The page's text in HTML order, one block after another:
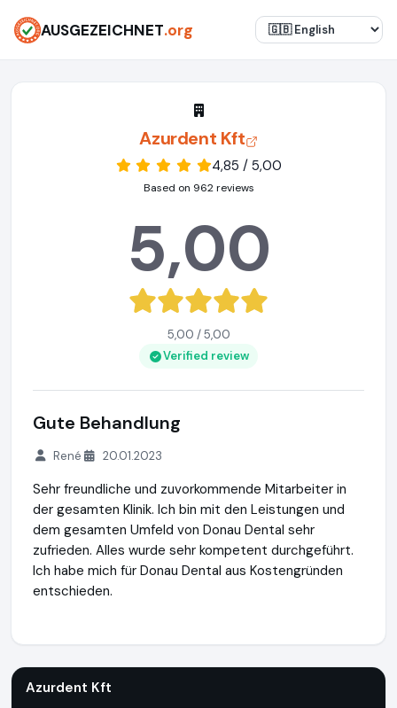
AUSGEZEICHNET.org
Azurdent Kft
4,85 / 5,00
Based on 962 reviews
5,00
5,00 / 5,00
Verified review
Gute Behandlung
René 20.01.2023
Sehr freundliche und zuvorkommende Mitarbeiter in
der gesamten Klinik. Ich bin mit den Leistungen und
dem gesamten Umfeld von Donau Dental sehr
zufrieden. Alles wurde sehr kompetent durchgeführt.
Ich habe mich für Donau Dental aus Kostengründen
entschieden.
Azurdent Kft